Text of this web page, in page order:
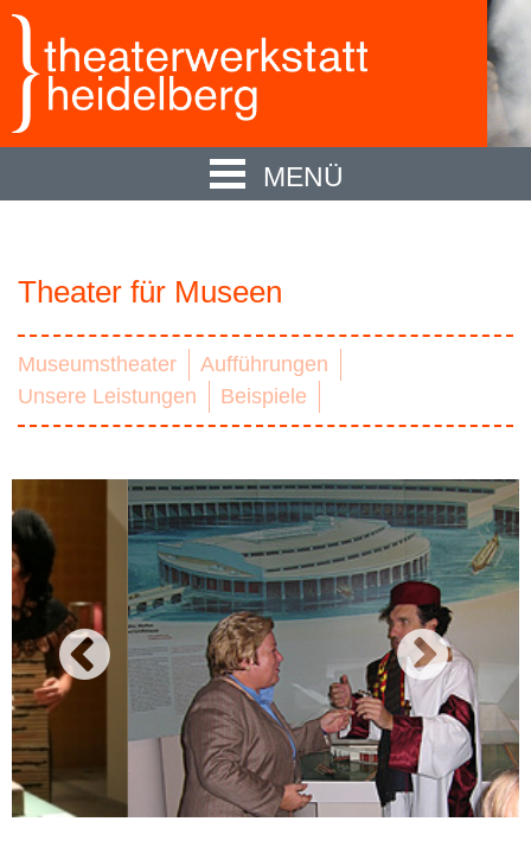
MENÜ
Theater für Museen
Museumstheater
Aufführungen
Unsere Leistungen
Beispiele
prev next